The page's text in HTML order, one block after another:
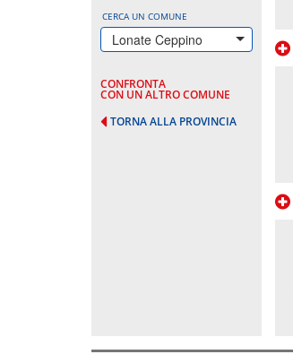
CERCA UN COMUNE
Lonate Ceppino
CONFRONTA
CON UN ALTRO COMUNE
TORNA ALLA PROVINCIA